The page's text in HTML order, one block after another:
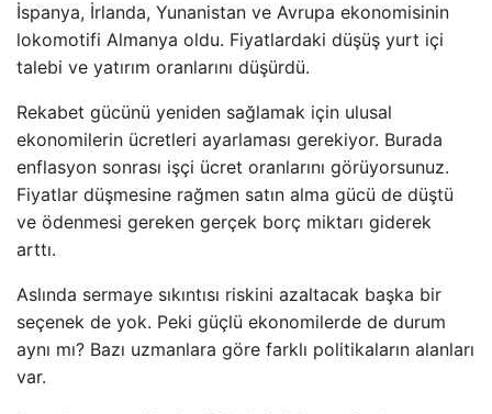
İspanya, İrlanda, Yunanistan ve Avrupa ekonomisinin
lokomotifi Almanya oldu. Fiyatlardaki düşüş yurt içi
talebi ve yatırım oranlarını düşürdü.
Rekabet gücünü yeniden sağlamak için ulusal
ekonomilerin ücretleri ayarlaması gerekiyor. Burada
enflasyon sonrası işçi ücret oranlarını görüyorsunuz.
Fiyatlar düşmesine rağmen satın alma gücü de düştü
ve ödenmesi gereken gerçek borç miktarı giderek
arttı.
Aslında sermaye sıkıntısı riskini azaltacak başka bir
seçenek de yok. Peki güçlü ekonomilerde de durum
aynı mı? Bazı uzmanlara göre farklı politikaların alanları
var.